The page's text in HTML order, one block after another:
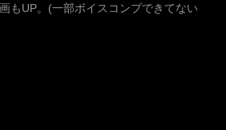
もUP。(一部ボイスコンプできてない